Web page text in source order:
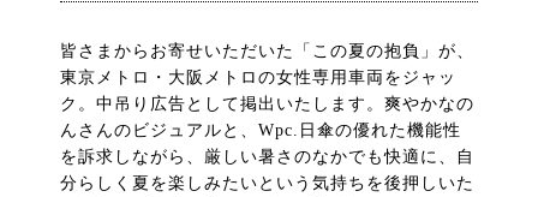
皆さまからお寄せいただいた「この夏の抱負」が、
東京メトロ・大阪メトロの女性専用車両をジャッ
ク。中吊り広告として掲出いたします。爽やかなの
んさんのビジュアルと、Wpc.日傘の優れた機能性
を訴求しながら、厳しい暑さのなかでも快適に、自
分らしく夏を楽しみたいという気持ちを後押しいた